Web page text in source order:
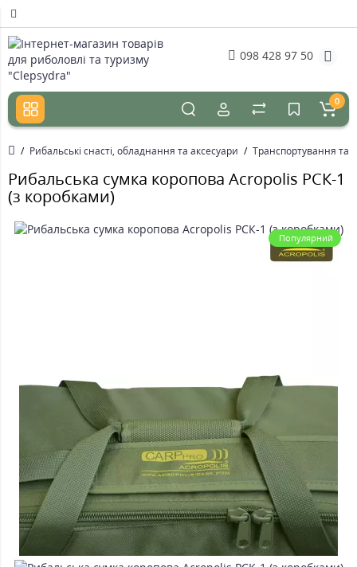
098 428 97 50
0
Рибальські снасті, обладнання та аксесуари Транспортування та
Рибальська сумка коропова Acropolis РСК-1
(з коробками)
Популярний